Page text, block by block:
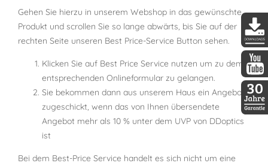
Gehen Sie hierzu in unserem Webshop in das gewünschte
Produkt und scrollen Sie so lange abwärts, bis Sie auf der
rechten Seite unseren Best Price-Service Button sehen.
Klicken Sie auf Best Price Service nutzen um zu dem
entsprechenden Onlineformular zu gelangen.
Sie bekommen dann aus unserem Haus ein Angebot
zugeschickt, wenn das von Ihnen übersendete
Angebot mehr als 10 % unter dem UVP von DDoptics
ist
Bei dem Best-Price Service handelt es sich nicht um eine
30